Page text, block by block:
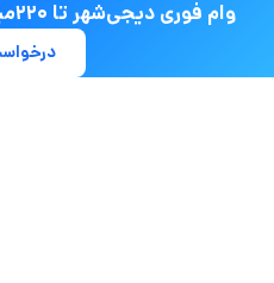
وام فوری دیجی‌شهر تا ۲۲۰میلیون با بازپرداخت ۶۰ماهه